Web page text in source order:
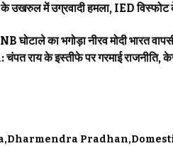
में उग्रवादी हमला, IED विस्फोट के
का भगोड़ा नीरव मोदी भारत वापसी
के इस्तीफे पर गरमाई राजनीति,
Dharmendra Pradhan